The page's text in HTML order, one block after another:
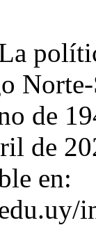
de
de
en: